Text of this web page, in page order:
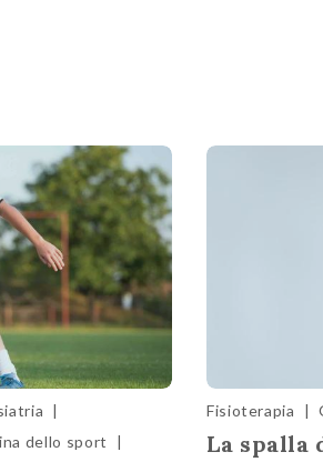
dello sport
Fisioterapia
La spalla